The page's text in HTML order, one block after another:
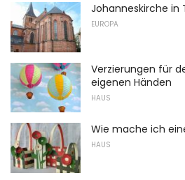
Johanneskirche in
EUROPA
Verzierungen für
eigenen Händen
HAUS
Wie mache ich
HAUS